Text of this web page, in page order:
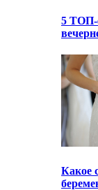
5 ТОП-
Какое